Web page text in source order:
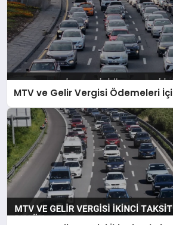
MTV ve Gelir Vergisi Ödemeleri